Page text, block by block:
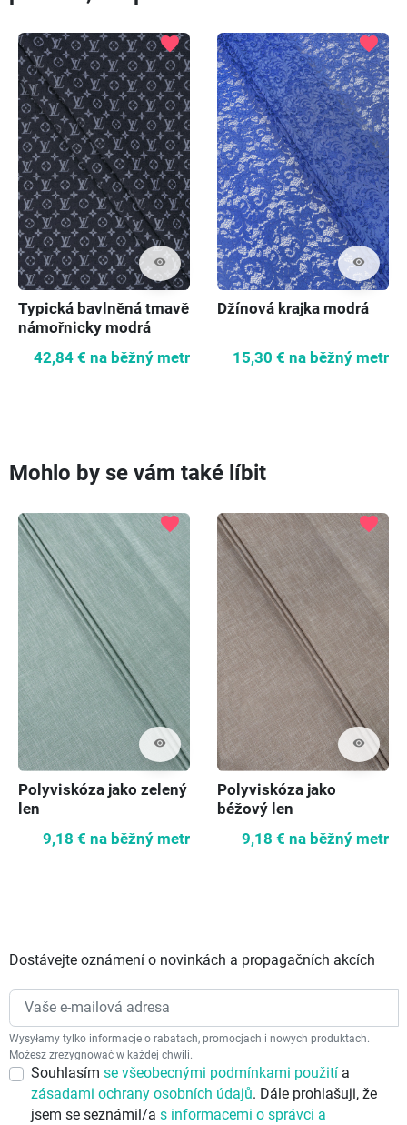
visibility
favorite
Typická bavlněná tmavě
námořnicky modrá
42,84 € na běžný metr
visibility
favorite
Džínová krajka modrá
15,30 € na běžný metr
Mohlo by se vám také líbit
visibility
favorite
Polyviskóza jako zelený
len
9,18 € na běžný metr
visibility
favorite
Polyviskóza jako
béžový len
9,18 € na běžný metr
Dostávejte oznámení o novinkách a propagačních akcích
Wysyłamy tylko informacje o rabatach, promocjach i nowych produktach.
Możesz zrezygnować w każdej chwili.
Souhlasím se všeobecnými podmínkami použití a
zásadami ochrany osobních údajů. Dále prohlašuji, že
jsem se seznámil/a s informacemi o správci a